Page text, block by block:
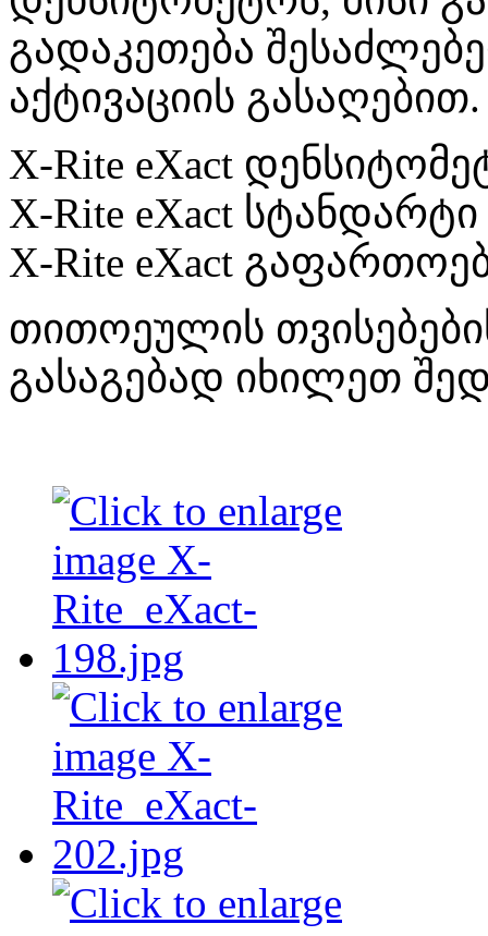
გადაკეთება
აქტივაციის გასაღებით.
X-Rite eXact
X-Rite eXact სტანდარტი
X-Rite eXact
თითოეულის
გასაგებად იხილეთ